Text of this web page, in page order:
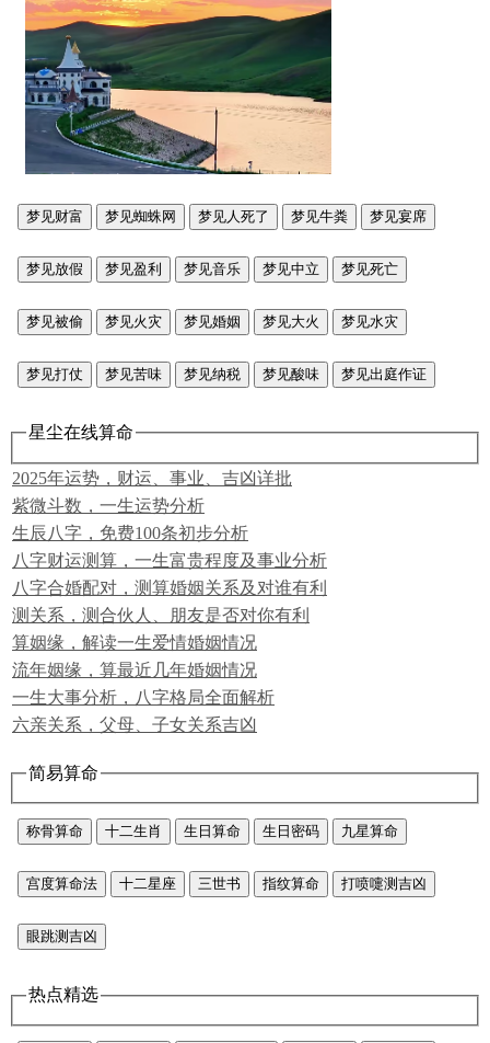
梦见财富 梦见蜘蛛网 梦见人死了 梦见牛粪 梦见宴席
梦见放假 梦见盈利 梦见音乐 梦见中立 梦见死亡
梦见被偷 梦见火灾 梦见婚姻 梦见大火 梦见水灾
梦见打仗 梦见苦味 梦见纳税 梦见酸味 梦见出庭作证
星尘在线算命
2025年运势，财运、事业、吉凶详批
紫微斗数，一生运势分析
生辰八字，免费100条初步分析
八字财运测算，一生富贵程度及事业分析
八字合婚配对，测算婚姻关系及对谁有利
测关系，测合伙人、朋友是否对你有利
算姻缘，解读一生爱情婚姻情况
流年姻缘，算最近几年婚姻情况
一生大事分析，八字格局全面解析
六亲关系，父母、子女关系吉凶
简易算命
称骨算命 十二生肖 生日算命 生日密码 九星算命
宫度算命法 十二星座 三世书 指纹算命 打喷嚏测吉凶
眼跳测吉凶
热点精选